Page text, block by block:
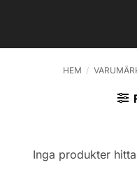
HEM /
Inga produkter